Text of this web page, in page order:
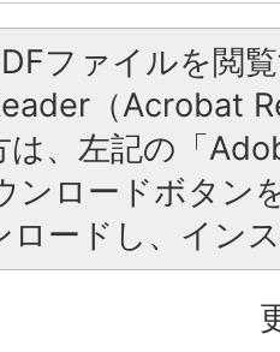
ファイルを閲
（Acrobat
は、左記の「
ンロードボタン
ロードし、イン